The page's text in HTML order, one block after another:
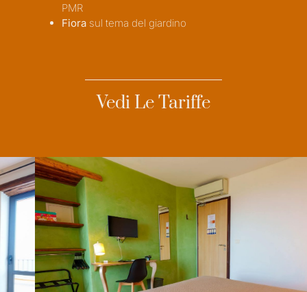
PMR
Fiora sul tema del giardino
Vedi Le Tariffe